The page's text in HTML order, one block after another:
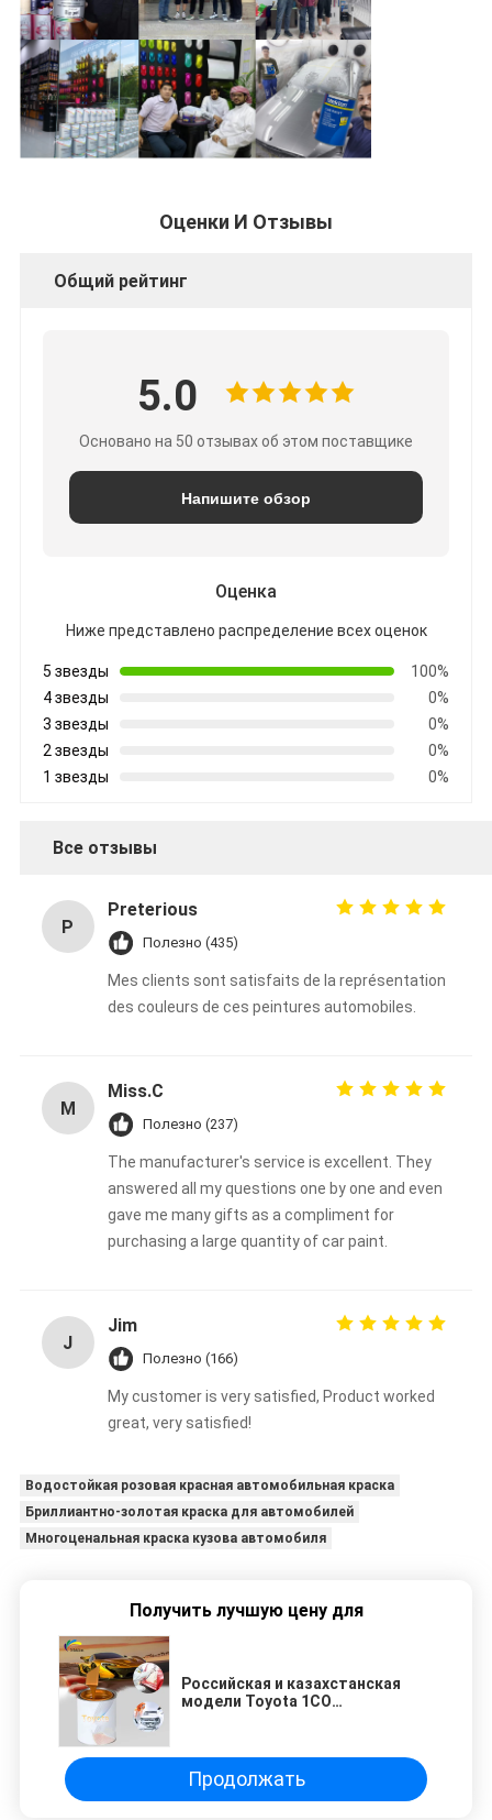
Оценки И Отзывы
Общий рейтинг
5.0
Основано на 50 отзывах об этом поставщике
Напишите обзор
Оценка
Ниже представлено распределение всех оценок
5 звезды
100%
4 звезды
0%
3 звезды
0%
2 звезды
0%
1 звезды
0%
Все отзывы
P
Preterious
Полезно (435)
Mes clients sont satisfaits de la représentation
des couleurs de ces peintures automobiles.
M
Miss.C
Полезно (237)
The manufacturer's service is excellent. They
answered all my questions one by one and even
gave me many gifts as a compliment for
purchasing a large quantity of car paint.
J
Jim
Полезно (166)
My customer is very satisfied, Product worked
great, very satisfied!
Водостойкая розовая красная автомобильная краска
Бриллиантно-золотая краска для автомобилей
Многоценальная краска кузова автомобиля
Получить лучшую цену для
Российская и казахстанская
модели Toyota 1CO
ремонта Краска
Продолжать